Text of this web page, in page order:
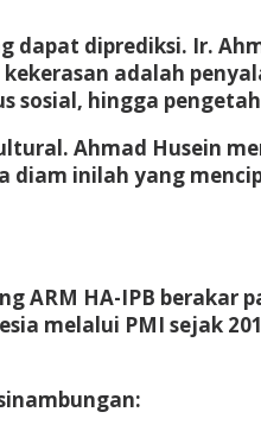
dapat diprediksi. Ir.
adalah
sosial, hingga
Ahmad Husein
inilah yang
ARM HA-IPB
melalui PMI sejak